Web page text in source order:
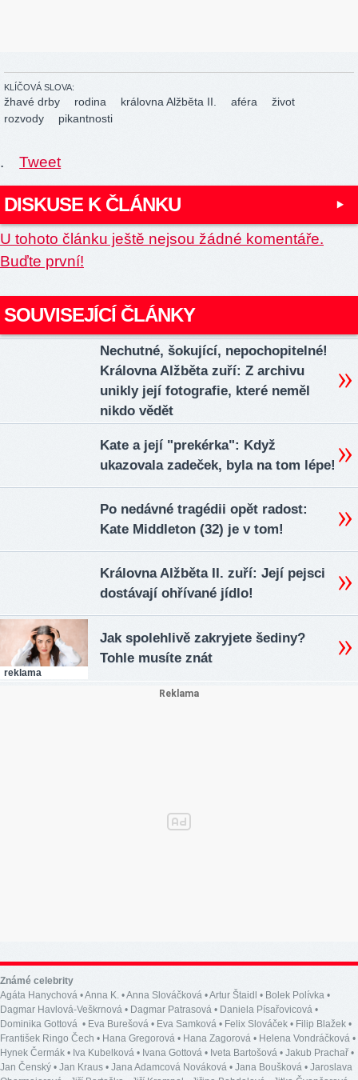
KLÍČOVÁ SLOVA:
žhavé drby rodina královna Alžběta II. aféra
život
rozvody
pikantnosti
. Tweet
DISKUSE K ČLÁNKU
U tohoto článku ještě nejsou žádné komentáře.
Buďte první!
SOUVISEJÍCÍ ČLÁNKY
Nechutné, šokující, nepochopitelné!
Královna Alžběta zuří: Z archivu
unikly její fotografie, které neměl
nikdo vědět
Kate a její "prekérka": Když
ukazovala zadeček, byla na tom lépe!
Po nedávné tragédii opět radost:
Kate Middleton (32) je v tom!
Královna Alžběta II. zuří: Její pejsci
dostávají ohřívané jídlo!
reklama
Jak spolehlivě zakryjete šediny?
Tohle musíte znát
Známé celebrity
Agáta Hanychová •Anna K. •Anna Slováčková •Artur Štaidl • Bolek Polívka •
Dagmar Havlová-Veškrnová • Dagmar Patrasová • Daniela Písařovicová •
Dominika Gottová • Eva Burešová • Eva Samková • Felix Slováček • Filip Blažek •
František Ringo Čech • Hana Gregorová • Hana Zagorová • Helena Vondráčková •
Hynek Čermák • Iva Kubelková • Ivana Gottová • Iveta Bartošová • Jakub Prachař •
Jan Čenský • Jan Kraus • Jana Adamcová Nováková • Jana Boušková • Jaroslava